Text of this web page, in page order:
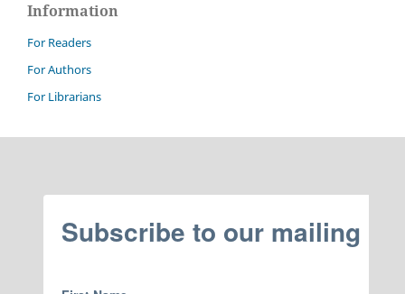
Information
For Readers
For Authors
For Librarians